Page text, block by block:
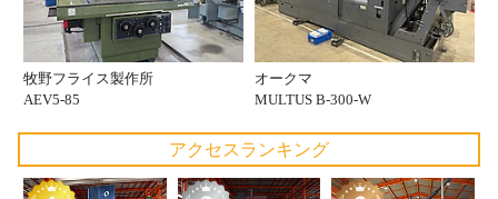
牧野フライス製作所
AEV5-85
オークマ
MULTUS B-300-W
アクセスランキング